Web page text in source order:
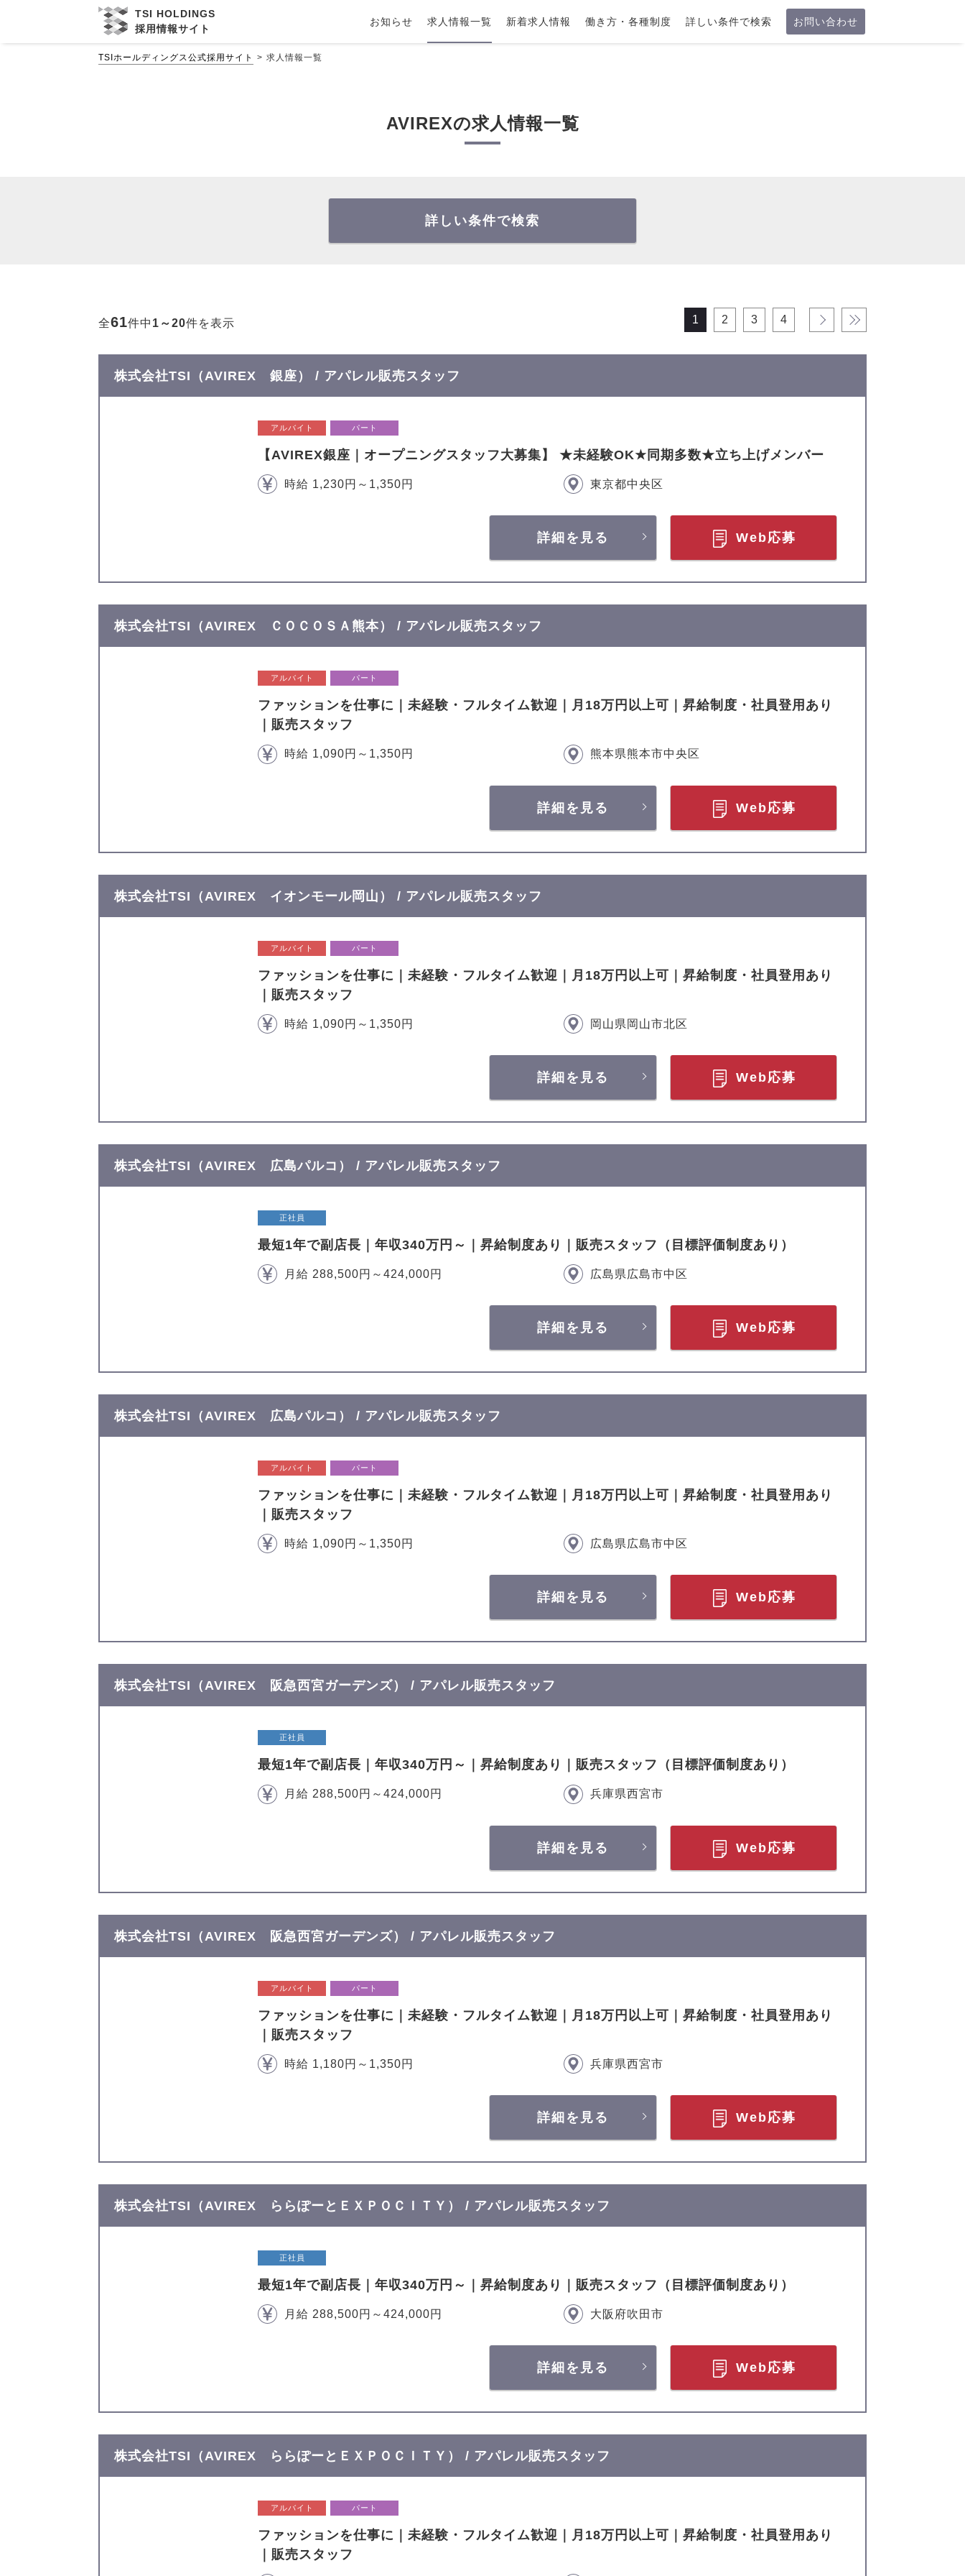
TSI HOLDINGS
採用情報サイト
お知らせ 求人情報一覧 新着求人情報 働き方・各種制度 詳しい条件で検索 お問い合わせ
TSIホールディングス公式採用サイト 求人情報一覧
AVIREXの求人情報一覧
詳しい条件で検索
全61件中 1～20件を表示 1 2 3 4 › »
株式会社TSI（AVIREX 銀座） / アパレル販売スタッフ
アルバイト パート
【AVIREX銀座｜オープニングスタッフ大募集】 ★未経験OK★同期多数★立ち上げメンバー
時給 1,230円～1,350円 東京都中央区
詳細を見る Web応募
株式会社TSI（AVIREX ＣＯＣＯＳＡ熊本） / アパレル販売スタッフ
アルバイト パート
ファッションを仕事に｜未経験・フルタイム歓迎｜月18万円以上可｜昇給制度・社員登用あり
｜販売スタッフ
時給 1,090円～1,350円 熊本県熊本市中央区
詳細を見る Web応募
株式会社TSI（AVIREX イオンモール岡山） / アパレル販売スタッフ
アルバイト パート
ファッションを仕事に｜未経験・フルタイム歓迎｜月18万円以上可｜昇給制度・社員登用あり
｜販売スタッフ
時給 1,090円～1,350円 岡山県岡山市北区
詳細を見る Web応募
株式会社TSI（AVIREX 広島パルコ） / アパレル販売スタッフ
正社員
最短1年で副店長｜年収340万円～｜昇給制度あり｜販売スタッフ（目標評価制度あり）
月給 288,500円～424,000円 広島県広島市中区
詳細を見る Web応募
株式会社TSI（AVIREX 広島パルコ） / アパレル販売スタッフ
アルバイト パート
ファッションを仕事に｜未経験・フルタイム歓迎｜月18万円以上可｜昇給制度・社員登用あり
｜販売スタッフ
時給 1,090円～1,350円 広島県広島市中区
詳細を見る Web応募
株式会社TSI（AVIREX 阪急西宮ガーデンズ） / アパレル販売スタッフ
正社員
最短1年で副店長｜年収340万円～｜昇給制度あり｜販売スタッフ（目標評価制度あり）
月給 288,500円～424,000円 兵庫県西宮市
詳細を見る Web応募
株式会社TSI（AVIREX 阪急西宮ガーデンズ） / アパレル販売スタッフ
アルバイト パート
ファッションを仕事に｜未経験・フルタイム歓迎｜月18万円以上可｜昇給制度・社員登用あり
｜販売スタッフ
時給 1,180円～1,350円 兵庫県西宮市
詳細を見る Web応募
株式会社TSI（AVIREX ららぽーとＥＸＰＯＣＩＴＹ） / アパレル販売スタッフ
正社員
最短1年で副店長｜年収340万円～｜昇給制度あり｜販売スタッフ（目標評価制度あり）
月給 288,500円～424,000円 大阪府吹田市
詳細を見る Web応募
株式会社TSI（AVIREX ららぽーとＥＸＰＯＣＩＴＹ） / アパレル販売スタッフ
アルバイト パート
ファッションを仕事に｜未経験・フルタイム歓迎｜月18万円以上可｜昇給制度・社員登用あり
｜販売スタッフ